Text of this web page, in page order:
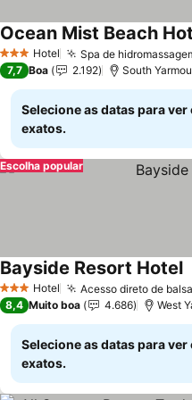
3 EstrelasHotel Spa de
Ocean Mist Beach
7,7 Boa 2.192 South
Selecione as datas para
exatos.
Escolha popular
3 EstrelasHotel Acesso direto de
Bayside Resort Hotel
8,4 Muito boa 4.686 West
Selecione as datas para
exatos.